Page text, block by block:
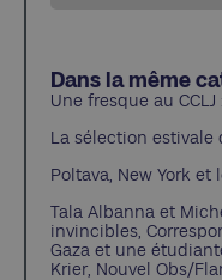
Dans la même
Une fresque au
La sélection estivale
Poltava, New York et
Tala Albanna et
invincibles,
Gaza et une
Krier, Nouvel Obs/